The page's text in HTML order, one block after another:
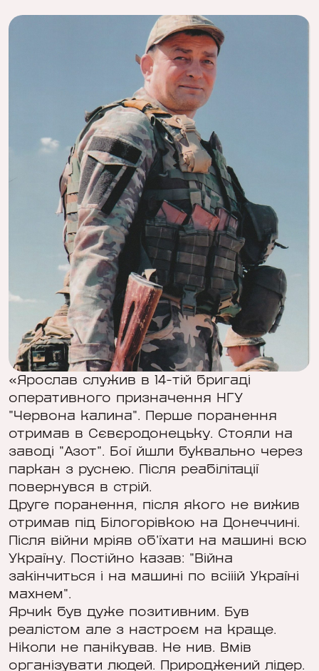
«Ярослав служив в 14-тій бригаді
оперативного призначення НГУ
"Червона калина". Перше поранення
отримав в Сєвєродонецьку. Стояли на
заводі "Азот". Бої йшли буквально через
паркан з руснею. Після реабілітації
повернувся в стрій.
Друге поранення, після якого не вижив
отримав під Білогорівкою на Донеччині.
Після війни мріяв об'їхати на машині всю
Україну. Постійно казав: "Війна
закінчиться і на машині по всііій Україні
махнем".
Ярчик був дуже позитивним. Був
реалістом але з настроєм на краще.
Ніколи не панікував. Не нив. Вмів
організувати людей. Природжений лідер.